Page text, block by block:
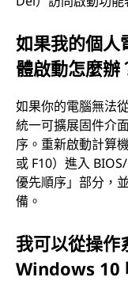
w
嗎
？
如果我的個人
體啟動怎麼辦
如果你的電腦無法
統一可擴展固件介
序。重新啟動計算
或 F10）進入
優先順序」部分，
備。
我可以從操作
Windows 10